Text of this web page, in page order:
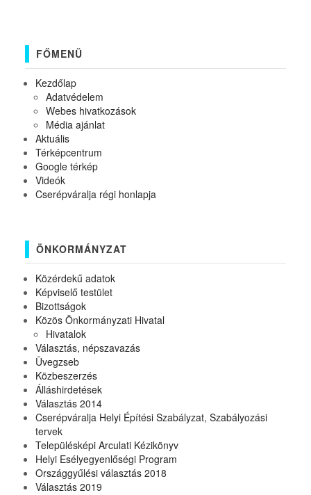
FŐMENÜ
Kezdőlap
Adatvédelem
Webes hivatkozások
Média ajánlat
Aktuális
Térképcentrum
Google térkép
Videók
Cserépváralja régi honlapja
ÖNKORMÁNYZAT
Közérdekű adatok
Képviselő testület
Bizottságok
Közös Önkormányzati Hivatal
Hivatalok
Választás, népszavazás
Üvegzseb
Közbeszerzés
Álláshirdetések
Választás 2014
Cserépváralja Helyi Építési Szabályzat, Szabályozási
tervek
Településképi Arculati Kézikönyv
Helyi Esélyegyenlőségi Program
Országgyűlési választás 2018
Választás 2019